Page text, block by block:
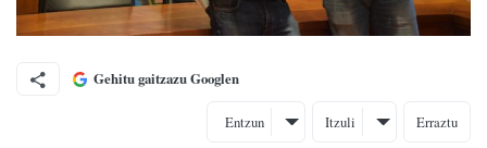
Gehitu gaitzazu Googlen
Entzun Itzuli Erraztu